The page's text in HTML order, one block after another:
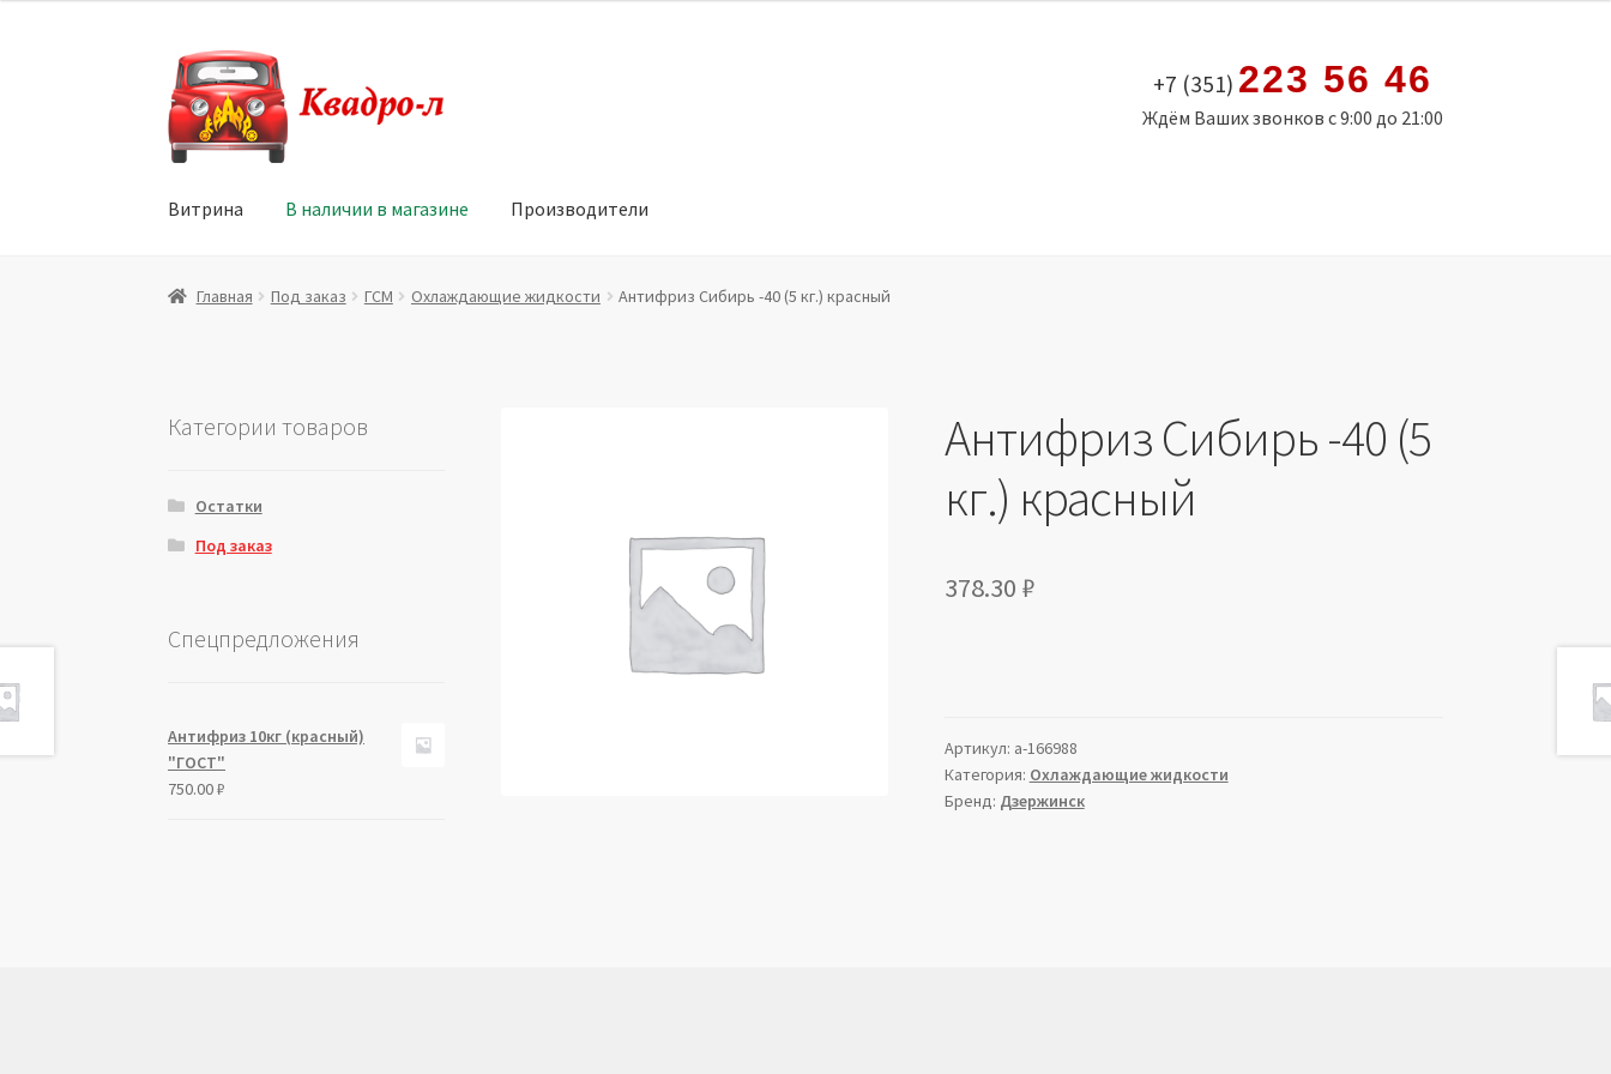
Перейти
к
навигации
Перейти
к
содержимому
+7 (351) 223 56 46
Ждём Ваших звонков с 9:00 до 21:00
Витрина В наличии в магазине Производители
Главная Витрина Мой аккаунт Политика в отношении обработки персональных данных
Главная Под заказ ГСМ Охлаждающие жидкости Антифриз Сибирь -40 (5 кг.) красный
Антифриз Сибирь -40 (5
кг.) красный
378.30 ₽
Артикул: a-166988
Категория: Охлаждающие жидкости
Бренд: Дзержинск
Категории товаров
Остатки
Под заказ
Спецпредложения
Антифриз 10кг (красный)
"ГОСТ"
750.00₽